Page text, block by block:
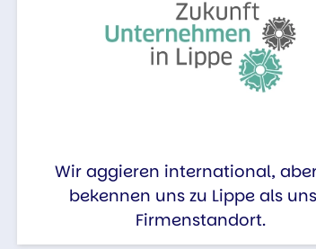
Wir aggieren international,
bekennen uns zu Lippe als
Firmenstandort.